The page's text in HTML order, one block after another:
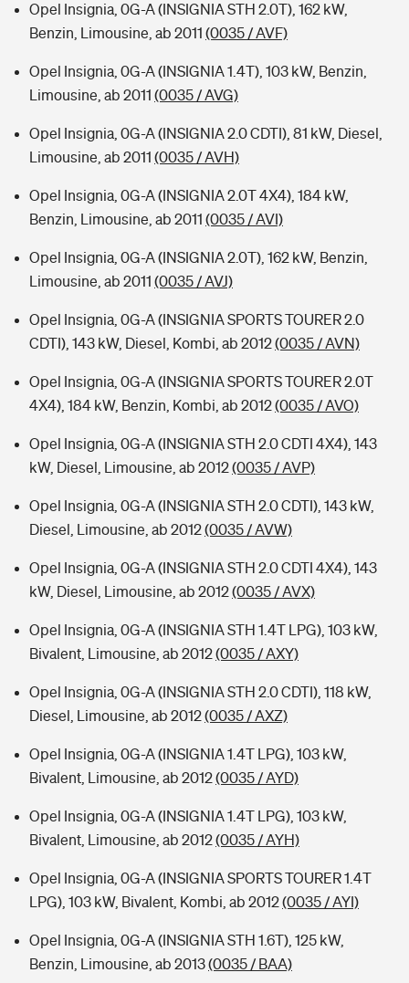
Opel Insignia, 0G-A (INSIGNIA STH 2.0T), 162 kW,
Benzin, Limousine, ab 2011 (0035 / AVF)
Opel Insignia, 0G-A (INSIGNIA 1.4T), 103 kW, Benzin,
Limousine, ab 2011 (0035 / AVG)
Opel Insignia, 0G-A (INSIGNIA 2.0 CDTI), 81 kW, Diesel,
Limousine, ab 2011 (0035 / AVH)
Opel Insignia, 0G-A (INSIGNIA 2.0T 4X4), 184 kW,
Benzin, Limousine, ab 2011 (0035 / AVI)
Opel Insignia, 0G-A (INSIGNIA 2.0T), 162 kW, Benzin,
Limousine, ab 2011 (0035 / AVJ)
Opel Insignia, 0G-A (INSIGNIA SPORTS TOURER 2.0
CDTI), 143 kW, Diesel, Kombi, ab 2012(0035 / AVN)
Opel Insignia, 0G-A (INSIGNIA SPORTS TOURER 2.0T
4X4), 184 kW, Benzin, Kombi, ab 2012(0035 / AVO)
Opel Insignia, 0G-A (INSIGNIA STH 2.0 CDTI 4X4), 143
kW, Diesel, Limousine, ab 2012(0035 / AVP)
Opel Insignia, 0G-A (INSIGNIA STH 2.0 CDTI), 143 kW,
Diesel, Limousine, ab 2012(0035 / AVW)
Opel Insignia, 0G-A (INSIGNIA STH 2.0 CDTI 4X4), 143
kW, Diesel, Limousine, ab 2012(0035 / AVX)
Opel Insignia, 0G-A (INSIGNIA STH 1.4T LPG), 103 kW,
Bivalent, Limousine, ab 2012(0035 / AXY)
Opel Insignia, 0G-A (INSIGNIA STH 2.0 CDTI), 118 kW,
Diesel, Limousine, ab 2012(0035 / AXZ)
Opel Insignia, 0G-A (INSIGNIA 1.4T LPG), 103 kW,
Bivalent, Limousine, ab 2012(0035 / AYD)
Opel Insignia, 0G-A (INSIGNIA 1.4T LPG), 103 kW,
Bivalent, Limousine, ab 2012(0035 / AYH)
Opel Insignia, 0G-A (INSIGNIA SPORTS TOURER 1.4T
LPG), 103 kW, Bivalent, Kombi, ab 2012(0035 / AYI)
Opel Insignia, 0G-A (INSIGNIA STH 1.6T), 125 kW,
Benzin, Limousine, ab 2013(0035 / BAA)